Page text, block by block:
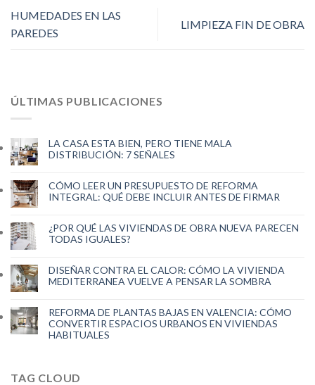
HUMEDADES EN LAS
PAREDES
LIMPIEZA FIN DE OBRA
ÚLTIMAS PUBLICACIONES
LA CASA ESTA BIEN, PERO TIENE MALA
DISTRIBUCIÓN: 7 SEÑALES
CÓMO LEER UN PRESUPUESTO DE REFORMA
INTEGRAL: QUÉ DEBE INCLUIR ANTES DE FIRMAR
¿POR QUÉ LAS VIVIENDAS DE OBRA NUEVA PARECEN
TODAS IGUALES?
DISEÑAR CONTRA EL CALOR: CÓMO LA VIVIENDA
MEDITERRANEA VUELVE A PENSAR LA SOMBRA
REFORMA DE PLANTAS BAJAS EN VALENCIA: CÓMO
CONVERTIR ESPACIOS URBANOS EN VIVIENDAS
HABITUALES
TAG CLOUD